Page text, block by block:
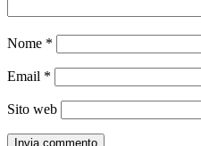
Nome *
Email *
Sito web